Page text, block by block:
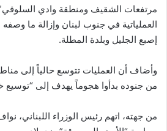
مرتفعات الشقيف ومنطقة وادي
العملياتية في جنوب لبنان وإزالة ما وصفه
إصبع الجليل وبلدة المطلة.
وأضاف أن العمليات تتوسع حالياً إلى
من جنوده بدأوا هجوماً يهدف إلى “توسيع
من جهته، اتهم رئيس الوزراء اللبناني،